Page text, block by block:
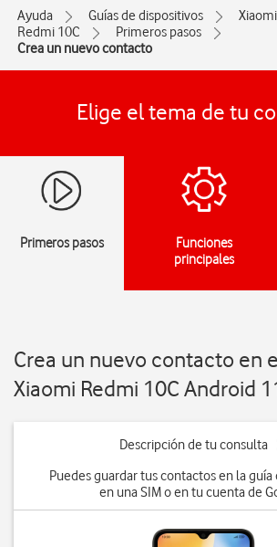
Ayuda Guías de dispositivos
Xiaomi
Redmi 10C
Primeros pasos
Crea un nuevo contacto
Elige el tema de tu
Primeros pasos
Funciones
principales
Crea un nuevo contacto en
Xiaomi Redmi 10C Android
Descripción de tu consulta
Puedes guardar tus contactos en la
en una SIM o en tu cuenta de